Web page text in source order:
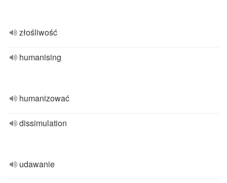
złośliwość
humanising
humanizować
dissimulation
udawanie